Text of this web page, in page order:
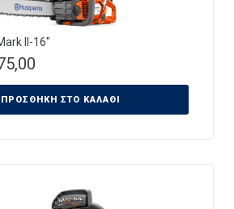
II-16″
ΠΡΟΣΘΉΚΗ ΣΤΟ ΚΑΛΆΘΙ